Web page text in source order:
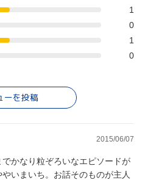
1
0
1
0
ーを投稿
2015/06/07
かなり粒ぞろいなエピソードが
いまいち。お話そのものが主人